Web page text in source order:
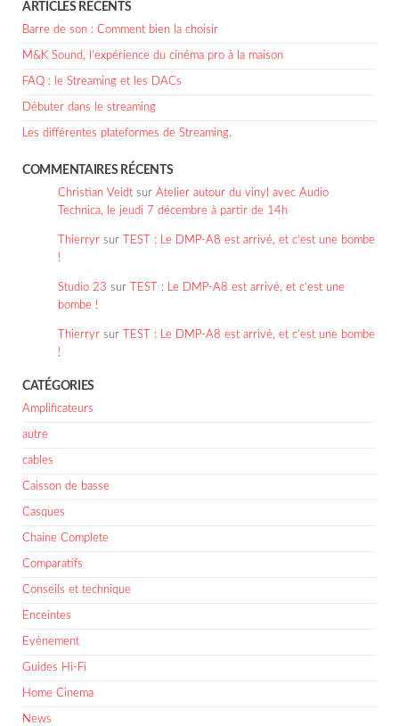
ARTICLES RÉCENTS
Barre de son : Comment bien la choisir
M&K Sound, l’expérience du cinéma pro à la maison
FAQ : le Streaming et les DACs
Débuter dans le streaming
Les différentes plateformes de Streaming.
COMMENTAIRES RÉCENTS
Christian Veidt sur Atelier autour du vinyl avec Audio
Technica, le jeudi 7 décembre à partir de 14h
Thierryr sur
TEST : Le DMP-A8 est arrivé, et c’est une bombe
!
Studio 23 sur
TEST : Le DMP-A8 est arrivé, et c’est une
bombe !
Thierryr sur
TEST : Le DMP-A8 est arrivé, et c’est une bombe
!
CATÉGORIES
Amplificateurs
autre
cables
Caisson de basse
Casques
Chaine Complete
Comparatifs
Conseils et technique
Enceintes
Evènement
Guides Hi-Fi
Home Cinema
News